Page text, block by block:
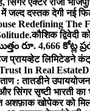
एक्टर राजा
में जल्द दस्तक देगी नई
Redefining The
कौशिक द्विवेदी
రూ. 4,666
प्रायव्हेट लिमिटेडने
In Real Estate
ताण : तातडीने
सिंगर सृष्टी भारती
खोपेकर को मिला